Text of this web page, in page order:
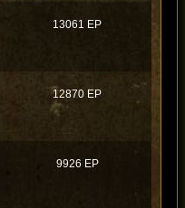
13061 EP
12870 EP
9926 EP